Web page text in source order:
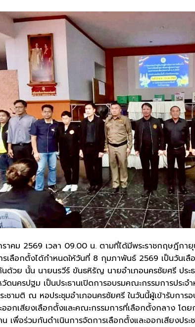
าคม 2569 เวลา 09.00 น. ตามที่ได้มีพระราชกฤษฎีกา
รเลือกตั้งได้กำหนดให้วันที่ 8 กุมภาพันธ์ 2569 เป็นวันเ
นด้วย นั้น นายนรวีร์ ขันธหิรัญ นายอำเภอนครชัยศรี ประ
ดนครปฐม เป็นประธานเปิดการอบรมคณะกรรมการประจ
ะชามติ ณ หอประชุมอำเภอนครชัยศรี ในวันนี้ผู้เข้ารับกา
ออกเสียงเลือกตั้งและคณะกรรมการที่เลือกตั้งกลาง โ
เพื่อร่วมกันดำเนินการจัดการเลือกตั้งและออกเสียงประ